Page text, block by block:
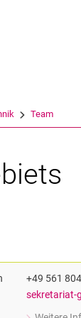
Team
+49 561
sekretariat-